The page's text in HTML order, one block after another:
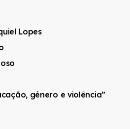
Lopes
género e violência”